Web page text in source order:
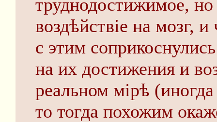
труднодостижимое,
воздѣйствіе на мозг,
с этим
на их достижения и
реальном мірѣ
то тогда похожим